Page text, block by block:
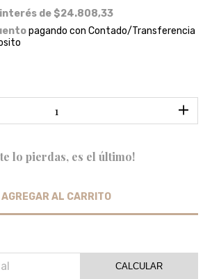
de $24.808,33
pagando con Contado/Transferencia
te lo pierdas, es el último!
CALCULAR